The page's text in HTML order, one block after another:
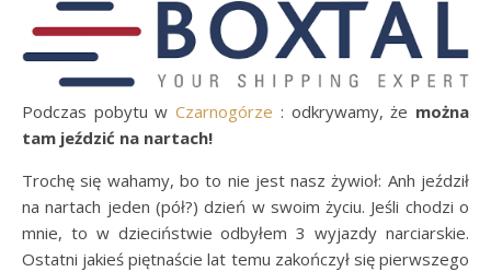
Podczas pobytu wCzarnogórze : odkrywamy, że można
tam jeździć na nartach!
Trochę się wahamy, bo to nie jest nasz żywioł: Anh jeździł
na nartach jeden (pół?) dzień w swoim życiu. Jeśli chodzi o
mnie, to w dzieciństwie odbyłem 3 wyjazdy narciarskie.
Ostatni jakieś piętnaście lat temu zakończył się pierwszego